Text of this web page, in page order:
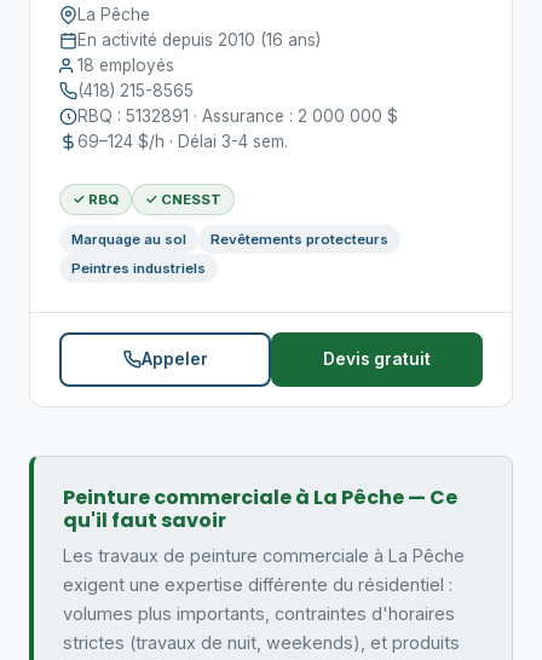
La Pêche
En activité depuis 2010 (16 ans)
18 employés
(418) 215-8565
RBQ : 5132891 · Assurance : 2 000 000 $
69–124 $/h · Délai 3-4 sem.
✓ RBQ ✓ CNESST
Marquage au sol
Revêtements protecteurs
Peintres industriels
Appeler Devis gratuit
Peinture commerciale à La Pêche — Ce
qu'il faut savoir
Les travaux de peinture commerciale à La Pêche
exigent une expertise différente du résidentiel :
volumes plus importants, contraintes d'horaires
strictes (travaux de nuit, weekends), et produits